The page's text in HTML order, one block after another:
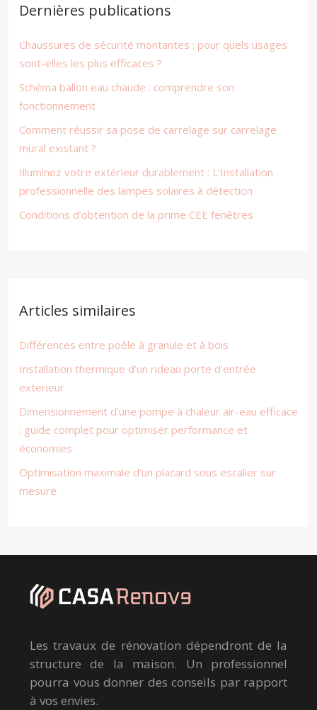
Dernières publications
Chaussures de sécurité montantes : pour quels usages
sont-elles les plus efficaces ?
Schéma ballon eau chaude : comprendre son
fonctionnement
Comment réussir sa pose de carrelage sur carrelage
mural existant ?
Illuminez votre extérieur durablement : L’Installation
professionnelle des lampes solaires à détection
Conditions d’obtention de la prime CEE fenêtres
Articles similaires
Différences entre poêle à granule et à bois
Installation thermique d’un rideau porte d’entrée
exterieur
Dimensionnement d’une pompe à chaleur air-eau efficace
: guide complet pour optimiser performance et
économies
Optimisation maximale d’un placard sous escalier sur
mesure
Les travaux de rénovation dépendront de la
structure de la maison. Un professionnel
pourra vous donner des conseils par rapport
à vos envies.